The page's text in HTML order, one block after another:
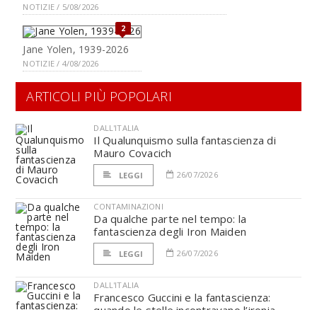
NOTIZIE / 5/08/2026
2
Jane Yolen, 1939-2026
NOTIZIE / 4/08/2026
ARTICOLI PIÙ POPOLARI
DALL'ITALIA
Il Qualunquismo sulla fantascienza di
Mauro Covacich
LEGGI 26/07/2026
CONTAMINAZIONI
Da qualche parte nel tempo: la
fantascienza degli Iron Maiden
LEGGI 26/07/2026
DALL'ITALIA
Francesco Guccini e la fantascienza: